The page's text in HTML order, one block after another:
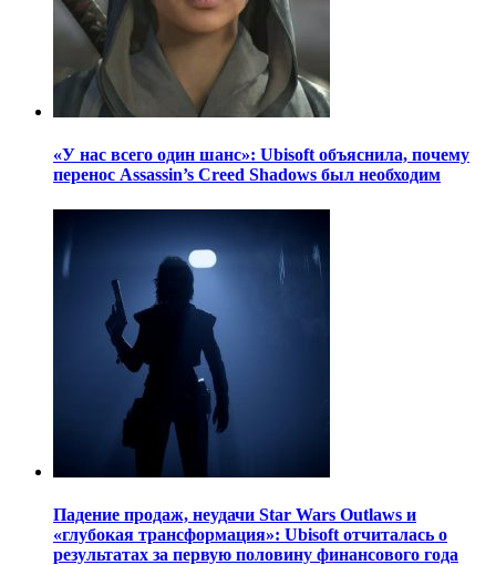
«У нас всего один шанс»: Ubisoft объяснила, почему
перенос Assassin’s Creed Shadows был необходим
Падение продаж, неудачи Star Wars Outlaws и
«глубокая трансформация»: Ubisoft отчиталась о
результатах за первую половину финансового года